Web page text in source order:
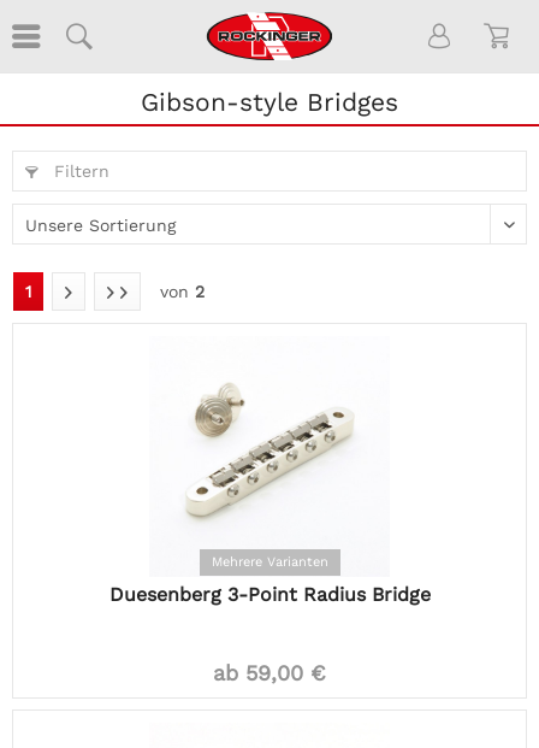
Gibson-style Bridges
Filtern
1 von 2
Mehrere Varianten
Duesenberg 3-Point Radius Bridge
ab 59,00 €